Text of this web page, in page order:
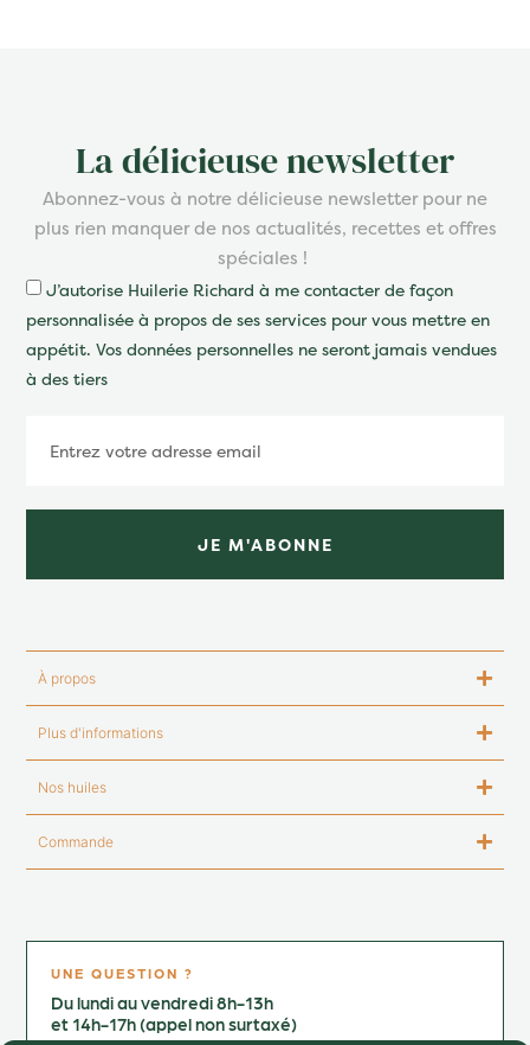
La délicieuse newsletter
Abonnez-vous à notre délicieuse newsletter pour ne
plus rien manquer de nos actualités, recettes et offres
spéciales !
J’autorise Huilerie Richard à me contacter de façon
personnalisée à propos de ses services pour vous mettre en
appétit. Vos données personnelles ne seront jamais vendues
à des tiers
JE M'ABONNE
À propos
Plus d'informations
Nos huiles
Commande
UNE QUESTION ?
Du lundi au vendredi 8h-13h
et 14h-17h (appel non surtaxé)